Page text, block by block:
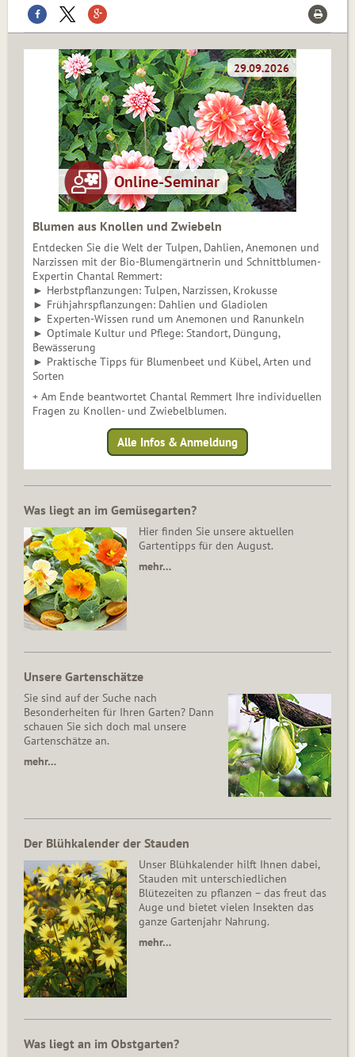
Blumen aus Knollen und Zwiebeln
Entdecken Sie die Welt der Tulpen, Dahlien, Anemonen und
Narzissen mit der Bio-Blumengärtnerin und Schnittblumen-
Expertin Chantal Remmert:
► Herbstpflanzungen: Tulpen, Narzissen, Krokusse
► Frühjahrspflanzungen: Dahlien und Gladiolen
► Experten-Wissen rund um Anemonen und Ranunkeln
► Optimale Kultur und Pflege: Standort, Düngung,
Bewässerung
► Praktische Tipps für Blumenbeet und Kübel, Arten und
Sorten
+ Am Ende beantwortet Chantal Remmert Ihre individuellen
Fragen zu Knollen- und Zwiebelblumen.
Alle Infos & Anmeldung
Was liegt an im Gemüsegarten?
Hier finden Sie unsere aktuellen
Gartentipps für den August.
mehr…
Unsere Gartenschätze
Sie sind auf der Suche nach
Besonderheiten für Ihren Garten? Dann
schauen Sie sich doch mal unsere
Gartenschätze an.
mehr…
Der Blühkalender der Stauden
Unser Blühkalender hilft Ihnen dabei,
Stauden mit unterschiedlichen
Blütezeiten zu pflanzen – das freut das
Auge und bietet vielen Insekten das
ganze Gartenjahr Nahrung.
mehr…
Was liegt an im Obstgarten?